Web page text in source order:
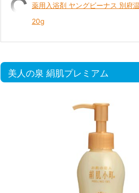
薬用入浴剤 ヤングビーナス 別府
20g
美人の泉 絹肌プレミアム